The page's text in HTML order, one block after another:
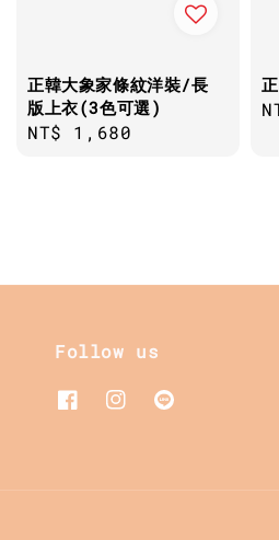
正韓大象家條紋洋裝/長
版上衣(3色可選)
Regular
NT$ 1,680
Follow us